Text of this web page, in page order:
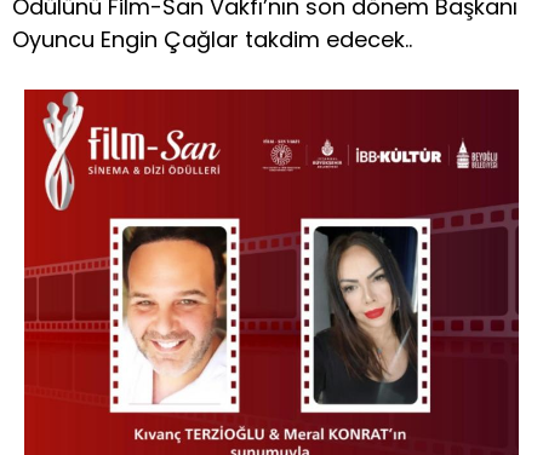
Ödülünü Film-San Vakfı’nın son dönem Başkanı
Oyuncu Engin Çağlar takdim edecek..